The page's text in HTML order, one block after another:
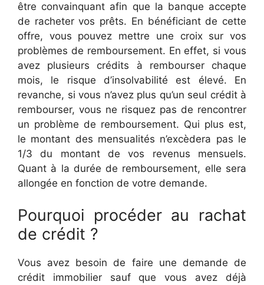
être convainquant afin que la banque accepte
de racheter vos prêts. En bénéficiant de cette
offre, vous pouvez mettre une croix sur vos
problèmes de remboursement. En effet, si vous
avez plusieurs crédits à rembourser chaque
mois, le risque d’insolvabilité est élevé. En
revanche, si vous n’avez plus qu’un seul crédit à
rembourser, vous ne risquez pas de rencontrer
un problème de remboursement. Qui plus est,
le montant des mensualités n’excèdera pas le
1/3 du montant de vos revenus mensuels.
Quant à la durée de remboursement, elle sera
allongée en fonction de votre demande.
Pourquoi procéder au rachat
de crédit ?
Vous avez besoin de faire une demande de
crédit immobilier sauf que vous avez déjà